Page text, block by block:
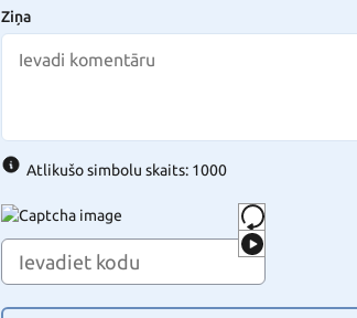
Ziņa
Atlikušo simbolu skaits: 1000